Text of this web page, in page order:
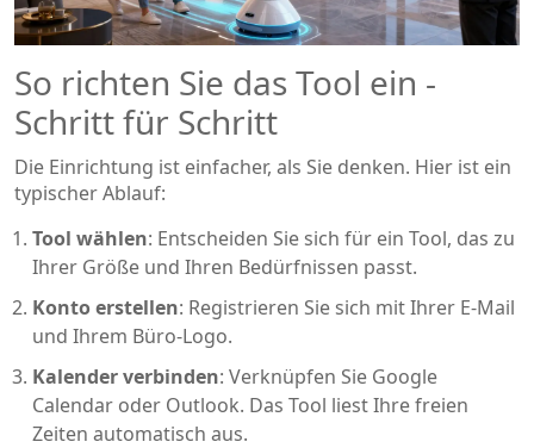
So richten Sie das Tool ein -
Schritt für Schritt
Die Einrichtung ist einfacher, als Sie denken. Hier ist ein
typischer Ablauf:
Tool wählen: Entscheiden Sie sich für ein Tool, das zu
Ihrer Größe und Ihren Bedürfnissen passt.
Konto erstellen: Registrieren Sie sich mit Ihrer E-Mail
und Ihrem Büro-Logo.
Kalender verbinden: Verknüpfen Sie Google
Calendar oder Outlook. Das Tool liest Ihre freien
Zeiten automatisch aus.